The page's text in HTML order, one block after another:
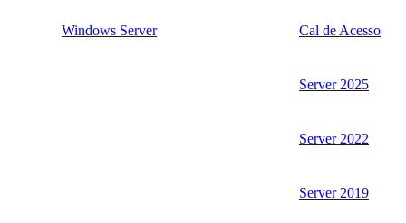
Windows Server Cal de Acesso
Server 2025
Server 2022
Server 2019